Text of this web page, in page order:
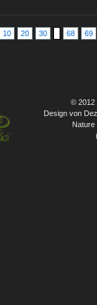
10 20 30 68 69
© 2012
Design von
Nature